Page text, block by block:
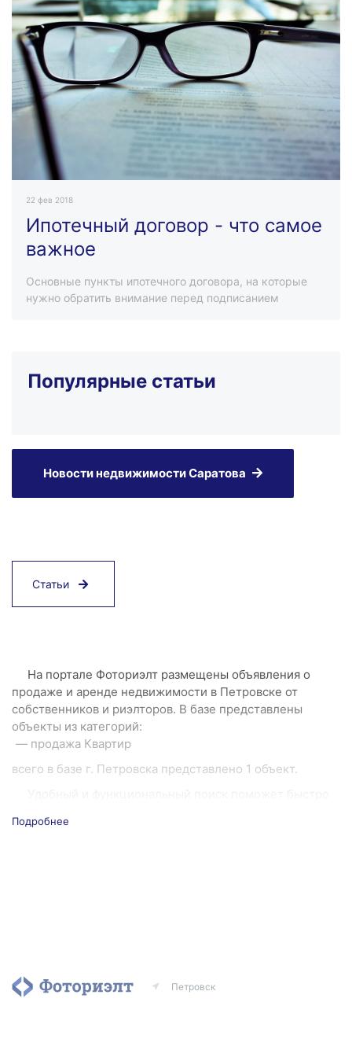
22 фев 2018
Ипотечный договор - что самое
важное
Основные пункты ипотечного договора, на которые
нужно обратить внимание перед подписанием
Популярные статьи
Новости недвижимости Саратова
Статьи
На портале Фоториэлт размещены объявления о
продаже и аренде недвижимости в Петровске от
собственников и риэлторов. В базе представлены
объекты из категорий:
продажа Квартир
всего в базе г. Петровска представлено 1 объект.
новых объявлений позволит отследить появление
Подробнее
Петровск